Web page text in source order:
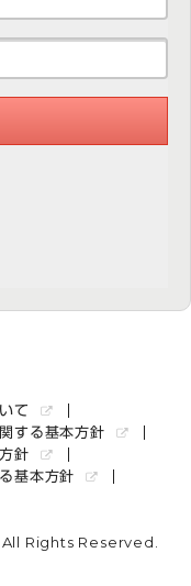
て
する基本方針
針
基本方針
Rights Reserved.